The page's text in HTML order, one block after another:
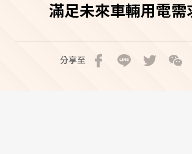
滿足未來車輛用電
分享至